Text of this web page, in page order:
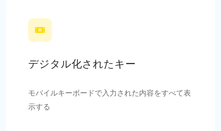
デジタル化されたキー
モバイルキーボードで入力された内容をすべて表
示する